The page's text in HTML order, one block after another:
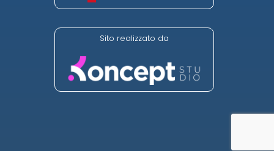
Sito realizzato da